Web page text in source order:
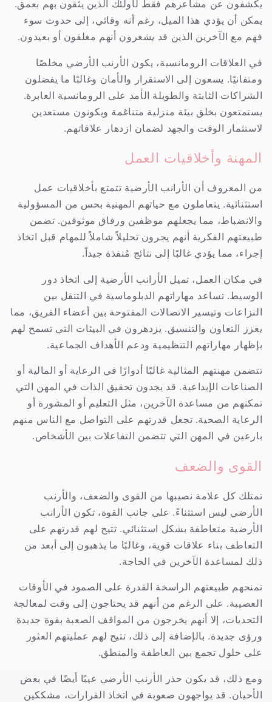
يكشفون عن مشاعرهم فقط لأولئك الذين يثقون بهم بعمق.
يمكن أن يؤدي هذا الميل، رغم أنه وقائي، إلى حدوث سوء
فهم مع الآخرين الذين قد يشعرون أنهم مغلقون أو بعيدون.
في العلاقات الرومانسية، يكون الأرنب الأرضي مخلصًا
ومتفانيًا. يسعون إلى الاستقرار والأمان وغالبًا ما يفضلون
الشراكات الثابتة والطويلة الأمد على الرومانسية العابرة.
يستمتعون بخلق بيئة منزلية متناغمة ويكونون مستعدين
لاستثمار الوقت والجهد لضمان ازدهار علاقاتهم.
المهنة وأخلاقيات العمل
من المعروف أن الأرانب الأرضية تتمتع بأخلاقيات عمل
استثنائية. يتعاملون مع حياتهم المهنية بحس من المسؤولية
والانضباط، مما يجعلهم موظفين ورفاق موثوقين. تضمن
طبيعتهم الفكرية أنهم يجرون تحليلاً شاملاً للمهام قبل اتخاذ
إجراء، مما يؤدي غالبًا إلى نتائج مُنفذة جيداً.
في مكان العمل، تميل الأرانب الأرضية إلى اتخاذ دور
الوسيط. تساعد مهاراتهم الدبلوماسية في التنقل بين
النزاعات وتيسير الاتصالات المفتوحة بين أعضاء الفريق، مما
يعزز التعاون والتنسيق. يزدهرون في البيئات التي تسمح لهم
بإظهار مهاراتهم التنظيمية ودعم الأهداف الجماعية.
تتضمن مهنتهم المثالية غالبًا أدوارًا في الرعاية أو المالية أو
الصناعات الإبداعية. قد يجدون تحقيق الذات في المهن التي
تمكنهم من مساعدة الآخرين، مثل التعليم أو المشورة أو
الرعاية الصحية. تجعل قدرتهم على التواصل مع الناس منهم
بارعين في المهن التي تتضمن التفاعلات بين الأشخاص.
القوى والضعف
تمتلك كل علامة نصيبها من القوى والضعف، والأرنب
الأرضي ليس استثناءً. على جانب القوة، تكون الأرانب
الأرضية متعاطفة بشكل استثنائي. تتيح لهم قدرتهم على
التعاطف بناء علاقات قوية، وغالبًا ما يذهبون إلى أبعد من
ذلك لمساعدة الآخرين في الحاجة.
تمنحهم طبيعتهم الراسخة القدرة على الصمود في الأوقات
العصيبة. على الرغم من أنهم قد يحتاجون إلى وقت لمعالجة
التحديات، إلا أنهم يخرجون من المواقف الصعبة بقوة جديدة
ورؤى جديدة. بالإضافة إلى ذلك، تتيح لهم عمليتهم العثور
على حلول تجمع بين العاطفة والمنطق.
ومع ذلك، قد يكون حذر الأرنب الأرضي عيبًا أيضًا في بعض
الأحيان. قد يواجهون صعوبة في اتخاذ القرارات، مشككين